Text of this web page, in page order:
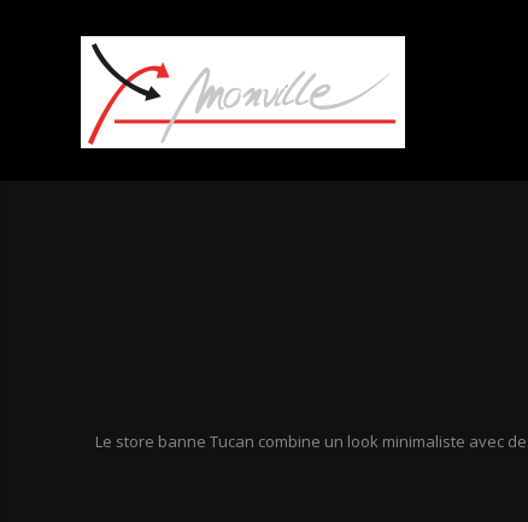
Le store banne Tucan combine un look minimaliste avec